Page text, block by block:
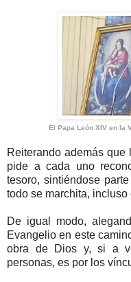
El Papa León XIV en la
Reiterando además que
pide a cada uno
tesoro, sintiéndose
todo se marchita, incluso
De igual modo,
Evangelio en este
obra de Dios y, si a
personas, es por los